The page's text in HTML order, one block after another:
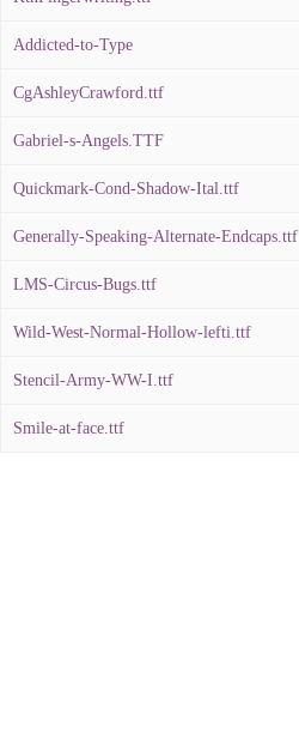
Addicted-to-Type
CgAshleyCrawford.ttf
Gabriel-s-Angels.TTF
Quickmark-Cond-Shadow-Ital.ttf
Generally-Speaking-Alternate-Endcaps.ttf
LMS-Circus-Bugs.ttf
Wild-West-Normal-Hollow-lefti.ttf
Stencil-Army-WW-I.ttf
Smile-at-face.ttf